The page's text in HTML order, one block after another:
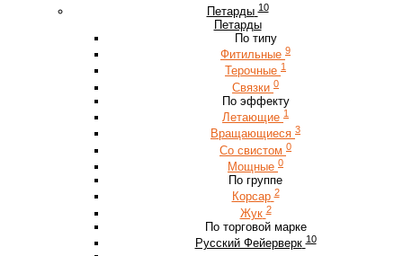
Петарды 10
Петарды
По типу
Фитильные 9
Терочные 1
Связки 0
По эффекту
Летающие 1
Вращающиеся 3
Со свистом 0
Мощные 0
По группе
Корсар 2
Жук 2
По торговой марке
Русский Фейерверк 10